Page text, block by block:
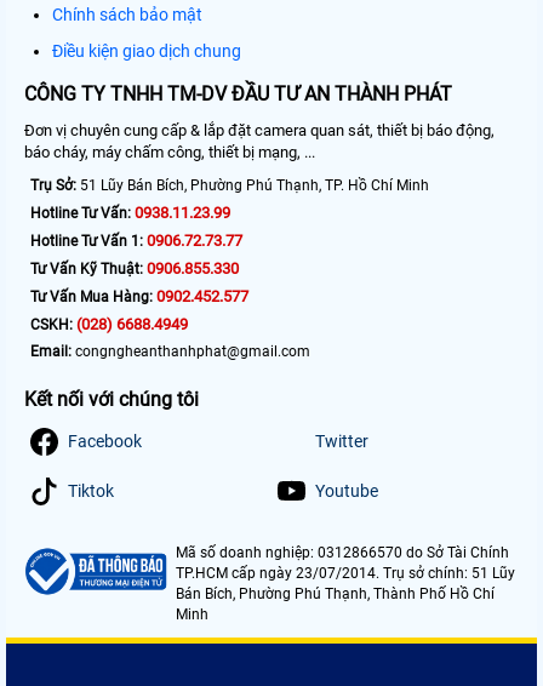
Chính sách bảo mật
Điều kiện giao dịch chung
CÔNG TY TNHH TM-DV ĐẦU TƯ AN THÀNH PHÁT
Đơn vị chuyên cung cấp & lắp đặt camera quan sát, thiết bị báo động,
báo cháy, máy chấm công, thiết bị mạng, ...
Trụ Sở: 51 Lũy Bán Bích, Phường Phú Thạnh, TP. Hồ Chí Minh
Hotline Tư Vấn: 0938.11.23.99
Hotline Tư Vấn 1: 0906.72.73.77
Tư Vấn Kỹ Thuật: 0906.855.330
Tư Vấn Mua Hàng: 0902.452.577
CSKH: (028) 6688.4949
Email: congngheanthanhphat@gmail.com
Kết nối với chúng tôi
Facebook Twitter
Tiktok Youtube
Mã số doanh nghiệp: 0312866570 do Sở Tài Chính
TP.HCM cấp ngày 23/07/2014. Trụ sở chính: 51 Lũy
Bán Bích, Phường Phú Thạnh, Thành Phố Hồ Chí
Minh